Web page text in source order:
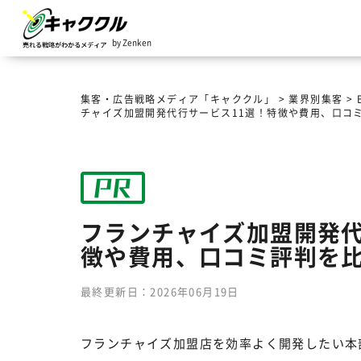
by Zenken
集客・広告戦略メディア「キャククル」 >業界別集客 >
チャイズ加盟開発代行サービス11選！特徴や費用、口コ
フランチャイズ加盟開発
徴や費用、口コミ評判を
最終更新日：2026年06月19日
フランチャイズ加盟店を効率よく開発したい